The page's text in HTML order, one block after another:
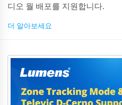
디오 월 배포를 지원합니다.
더 알아보세요